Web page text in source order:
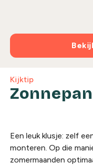
Kijktip
Een leuk klusje: zelf
monteren. Op die
zomermaanden